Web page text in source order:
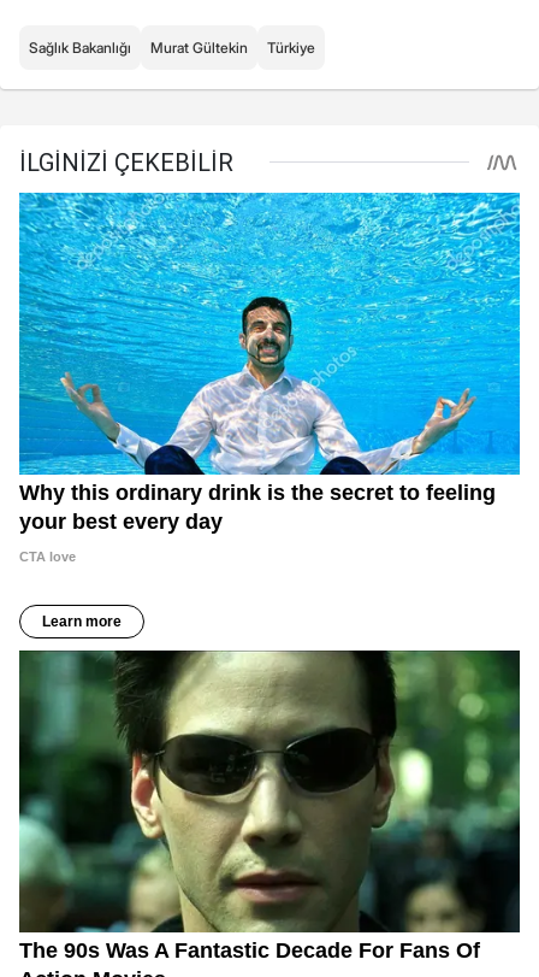
Sağlık Bakanlığı Murat Gültekin Türkiye